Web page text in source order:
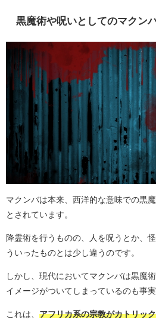
黒魔術や呪いとしてのマクン
マクンバは本来、西洋的な意味での黒
とされています。
降霊術を行うものの、人を呪うとか、
ういったものとは少し違うのです。
しかし、現代においてマクンバは黒魔
イメージがついてしまっているのも事実
これは、 アフリカ系の宗教がカトリッ